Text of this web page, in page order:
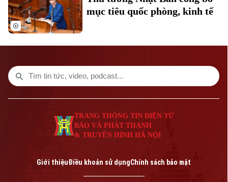
phép số: Số 63/GP-TTDT, cấp ngày 10/05/2023
TRANG THÔNG TIN ĐIỆN TỬ
mục tiêu quốc phòng, kinh tế
TRANG THÔNG TIN ĐIỆN TỬ
BÁO VÀ PHÁT THANH
& TRUYỀN HÌNH HÀ NỘI
Giới thiệuĐiều khoản sử dụngChính sách bảo mật